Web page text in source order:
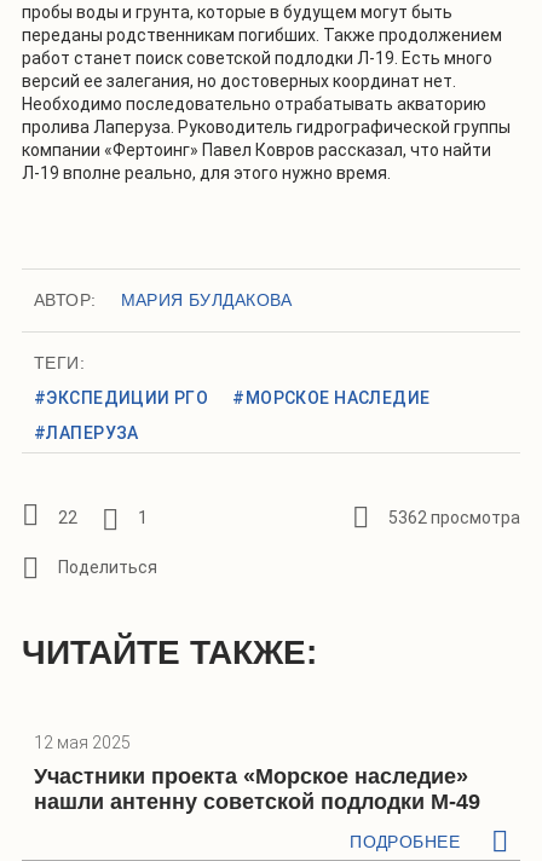
пробы воды и грунта, которые в будущем могут быть
переданы родственникам погибших. Также продолжением
работ станет поиск советской подлодки Л-19. Есть много
версий ее залегания, но достоверных координат нет.
Необходимо последовательно отрабатывать акваторию
пролива Лаперуза. Руководитель гидрографической группы
компании «Фертоинг» Павел Ковров рассказал, что найти
Л-19 вполне реально, для этого нужно время.
АВТОР: МАРИЯ БУЛДАКОВА
ТЕГИ:
#ЭКСПЕДИЦИИ РГО
#МОРСКОЕ НАСЛЕДИЕ
#ЛАПЕРУЗА
22 1 5362 просмотра
ЧИТАЙТЕ ТАКЖЕ:
12 мая 2025
Участники проекта «Морское наследие»
нашли антенну советской подлодки М-49
ПОДРОБНЕЕ